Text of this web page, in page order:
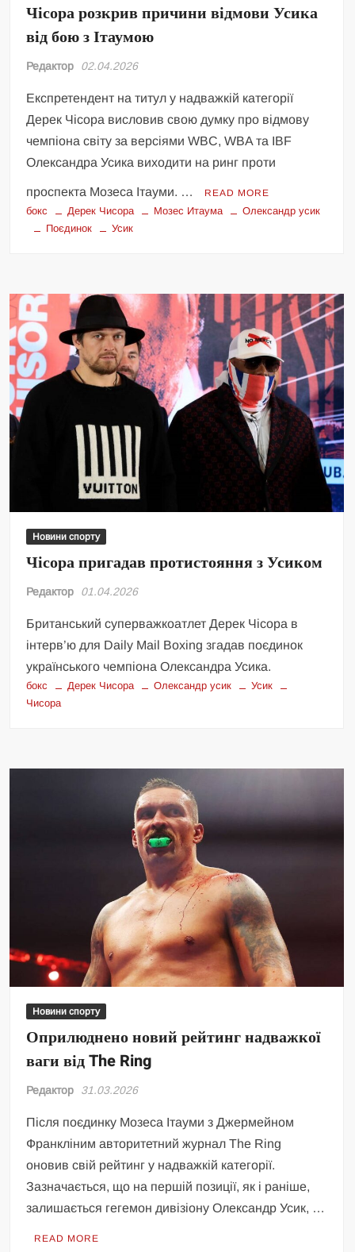
Чісора розкрив причини відмови Усика
від бою з Ітаумою
Редактор 02.04.2026
Експретендент на титул у надважкій категорії
Дерек Чісора висловив свою думку про відмову
чемпіона світу за версіями WBC, WBA та IBF
Олександра Усика виходити на ринг проти
проспекта Мозеса Ітауми. … READ MORE
бокс Дерек Чисора Мозес Итаума
Олександр усик
Поєдинок
Усик
Новини спорту
Чісора пригадав протистояння з Усиком
Редактор 01.04.2026
Британський суперважкоатлет Дерек Чісора в
інтерв’ю для Daily Mail Boxing згадав поєдинок
українського чемпіона Олександра Усика.
бокс Дерек Чисора Олександр усик
Усик
Чисора
Новини спорту
Оприлюднено новий рейтинг надважкої
ваги від The Ring
Редактор 31.03.2026
Після поєдинку Мозеса Ітауми з Джермейном
Франкліним авторитетний журнал The Ring
оновив свій рейтинг у надважкій категорії.
Зазначається, що на першій позиції, як і раніше,
залишається гегемон дивізіону Олександр Усик, …
READ MORE